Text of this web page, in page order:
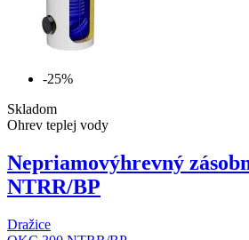
-25%
Skladom
Ohrev teplej vody
Nepriamovýhrevný
NTRR/BP
Dražice